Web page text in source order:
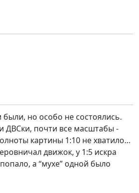
но особо не состоялись.
ДВСки, почти все масштабы -
картины 1:10 не хватило…
движок, у 1:5 искра
а “мухе” одной было